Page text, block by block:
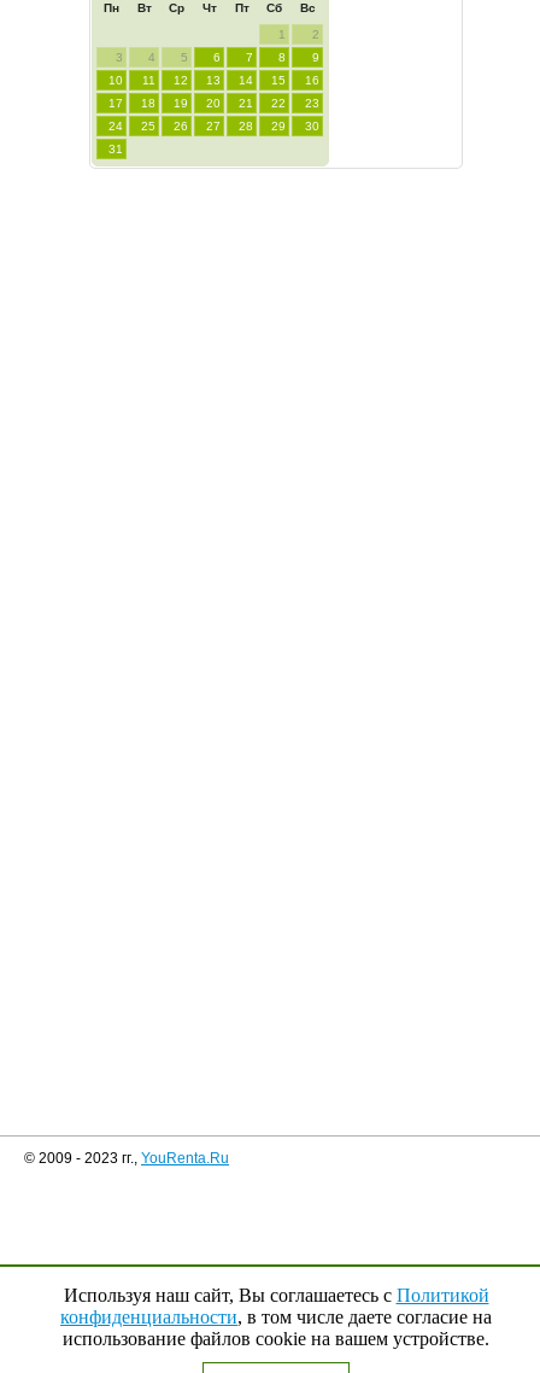
Пн Вт Ср Чт Пт Сб Вс
1
2
3
4 5 6 7 8
9
10
11 12 13 14 15
16
17
18 19 20 21 22
23
24
25 26 27 28 29
30
31
© 2009 - 2023 гг., YouRenta.Ru
Используя наш сайт, Вы соглашаетесь с Политикой
конфиденциальности, в том числе даете согласие на
использование файлов cookie на вашем устройстве.